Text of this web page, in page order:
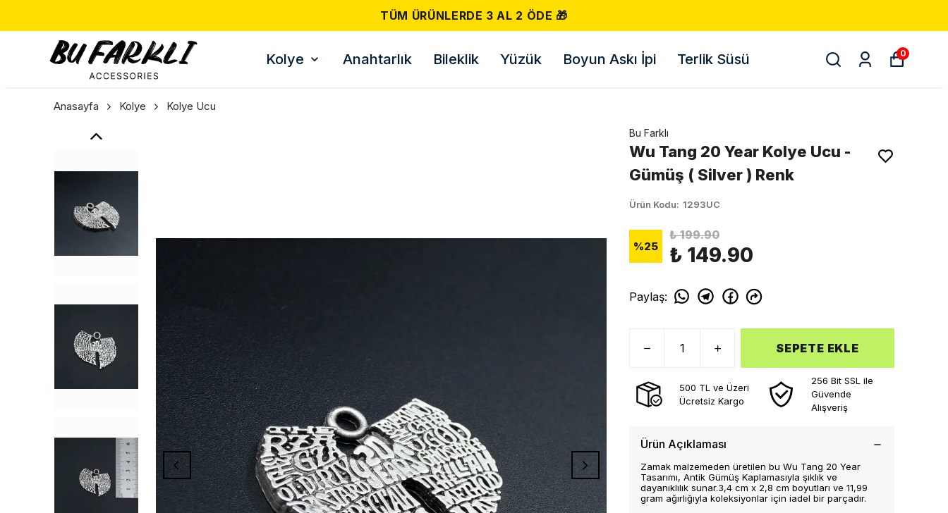
500 TL VE ÜZERI ÜCRETSIZ KARGO! 📦
Kolye Anahtarlık Bileklik Yüzük Boyun Askı İpi Terlik Süsü 0
Anasayfa Kolye Kolye Ucu
Bu Farklı
Wu Tang 20 Year Kolye Ucu -
Gümüş ( Silver ) Renk
Ürün Kodu: 1293UC
%25
₺ 199.90
₺ 149.90
Paylaş:
SEPETE EKLE
500 TL ve Üzeri
Ücretsiz Kargo
256 Bit SSL ile
Güvende
Alışveriş
Ürün Açıklaması
Zamak malzemeden üretilen bu Wu Tang 20 Year
Tasarımı, Antik Gümüş Kaplamasıyla şıklık ve
dayanıklılık sunar.3,4 cm x 2,8 cm boyutları ve 11,99
gram ağırlığıyla koleksiyonlar için iadel bir parçadır.